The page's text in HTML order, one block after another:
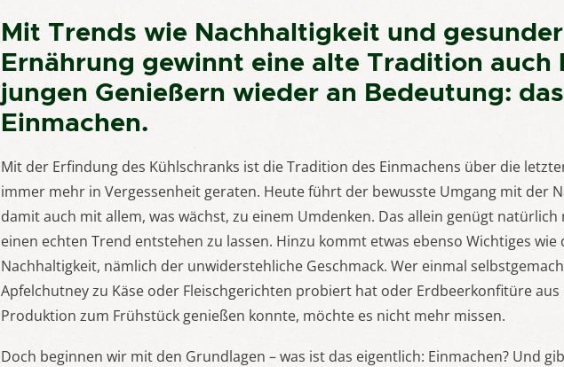
Mit Trends wie Nachhaltigkeit und gesunder
Ernährung gewinnt eine alte Tradition auch
jungen Genießern wieder an Bedeutung: das
Einmachen.
Mit der Erfindung des Kühlschranks ist die Tradition des Einmachens über die
immer mehr in Vergessenheit geraten. Heute führt der bewusste Umgang mit der
damit auch mit allem, was wächst, zu einem Umdenken. Das allein genügt natürlich
einen echten Trend entstehen zu lassen. Hinzu kommt etwas ebenso Wichtiges wie
Nachhaltigkeit, nämlich der unwiderstehliche Geschmack. Wer einmal
Apfelchutney zu Käse oder Fleischgerichten probiert hat oder Erdbeerkonfitüre aus
Produktion zum Frühstück genießen konnte, möchte es nicht mehr missen.
Doch beginnen wir mit den Grundlagen – was ist das eigentlich: Einmachen? Und